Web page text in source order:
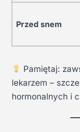
Przed snem
Pamiętaj:
lekarzem –
hormonalnych i